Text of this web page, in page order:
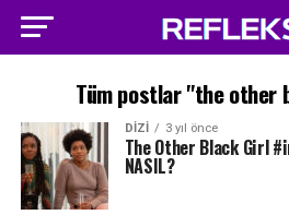
Tüm postlar "the other
DIZI 3 yıl önce
The Other Black Girl
NASIL?